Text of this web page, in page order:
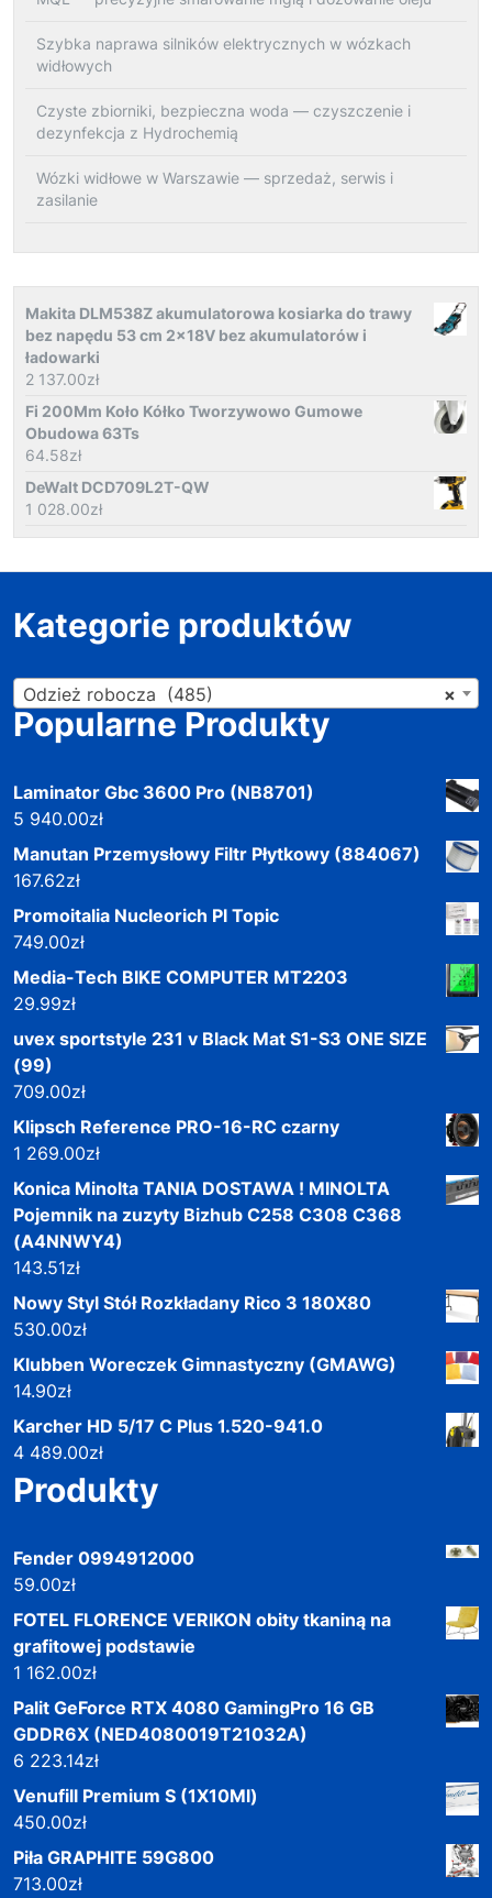
Szybka naprawa silników elektrycznych w wózkach
widłowych
Czyste zbiorniki, bezpieczna woda — czyszczenie i
dezynfekcja z Hydrochemią
Wózki widłowe w Warszawie — sprzedaż, serwis i
zasilanie
Makita DLM538Z akumulatorowa kosiarka do trawy
bez napędu 53 cm 2x18V bez akumulatorów i
ładowarki
2 137.00zł
Fi 200Mm Koło Kółko Tworzywowo Gumowe
Obudowa 63Ts
64.58zł
DeWalt DCD709L2T-QW
1 028.00zł
Kategorie produktów
×
Odzież robocza (485)
Popularne Produkty
Laminator Gbc 3600 Pro (NB8701)
5 940.00zł
Manutan Przemysłowy Filtr Płytkowy (884067)
167.62zł
Promoitalia Nucleorich Pl Topic
749.00zł
Media-Tech BIKE COMPUTER MT2203
29.99zł
uvex sportstyle 231 v Black Mat S1-S3 ONE SIZE
(99)
709.00zł
Klipsch Reference PRO-16-RC czarny
1 269.00zł
Konica Minolta TANIA DOSTAWA ! MINOLTA
Pojemnik na zuzyty Bizhub C258 C308 C368
(A4NNWY4)
143.51zł
Nowy Styl Stół Rozkładany Rico 3 180X80
530.00zł
Klubben Woreczek Gimnastyczny (GMAWG)
14.90zł
Karcher HD 5/17 C Plus 1.520-941.0
4 489.00zł
Produkty
Fender 0994912000
59.00zł
FOTEL FLORENCE VERIKON obity tkaniną na
grafitowej podstawie
1 162.00zł
Palit GeForce RTX 4080 GamingPro 16 GB
GDDR6X (NED4080019T21032A)
6 223.14zł
Venufill Premium S (1X10Ml)
450.00zł
Piła GRAPHITE 59G800
713.00zł